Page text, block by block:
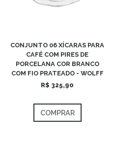
CONJUNTO 06 XÍCARAS PARA
CAFÉ COM PIRES DE
PORCELANA COR BRANCO
COM FIO PRATEADO - WOLFF
R$ 325,90
COMPRAR